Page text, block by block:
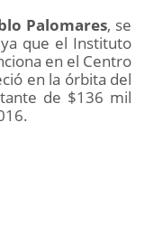
Palomares, se
que el Instituto
en el Centro
en la órbita del
de $136 mil